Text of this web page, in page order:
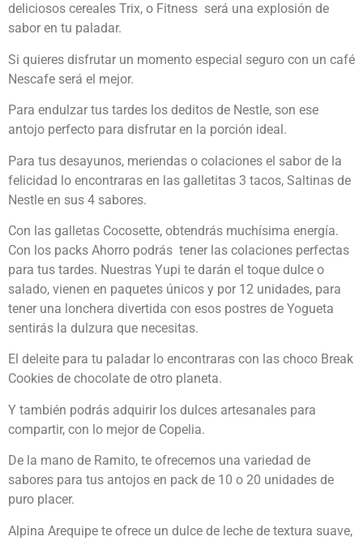
deliciosos cereales Trix, o Fitness será una explosión de
sabor en tu paladar.
Si quieres disfrutar un momento especial seguro con un café
Nescafe será el mejor.
Para endulzar tus tardes los deditos de Nestle, son ese
antojo perfecto para disfrutar en la porción ideal.
Para tus desayunos, meriendas o colaciones el sabor de la
felicidad lo encontraras en las galletitas 3 tacos, Saltinas de
Nestle en sus 4 sabores.
Con las galletas Cocosette, obtendrás muchísima energía.
Con los packs Ahorro podrás tener las colaciones perfectas
para tus tardes. Nuestras Yupi te darán el toque dulce o
salado, vienen en paquetes únicos y por 12 unidades, para
tener una lonchera divertida con esos postres de Yogueta
sentirás la dulzura que necesitas.
El deleite para tu paladar lo encontraras con las choco Break
Cookies de chocolate de otro planeta.
Y también podrás adquirir los dulces artesanales para
compartir, con lo mejor de Copelia.
De la mano de Ramito, te ofrecemos una variedad de
sabores para tus antojos en pack de 10 o 20 unidades de
puro placer.
Alpina Arequipe te ofrece un dulce de leche de textura suave,